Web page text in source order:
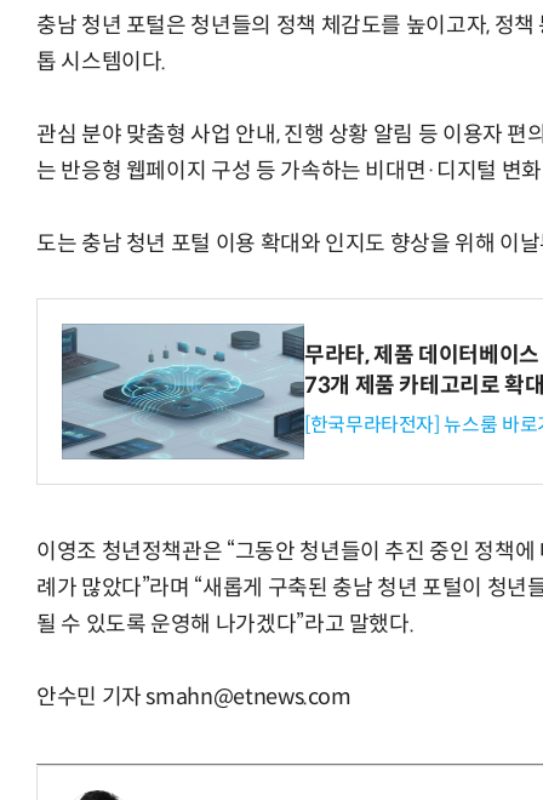
충남 청년 포털은 청년들의 정책 체감도를 높이고자, 정
톱 시스템이다.
관심 분야 맞춤형 사업 안내, 진행 상황 알림 등 이용자
는 반응형 웹페이지 구성 등 가속하는 비대면·디지털 변
도는 충남 청년 포털 이용 확대와 인지도 향상을 위해 이
무라타, 제품 데이터베이
73개 제품 카테고리로 확
[한국무라타전자] 뉴스룸 바로
이영조 청년정책관은 “그동안 청년들이 추진 중인 정책
례가 많았다”라며 “새롭게 구축된 충남 청년 포털이 청년
될 수 있도록 운영해 나가겠다”라고 말했다.
안수민 기자 smahn@etnews.com
AI Native Enterprise를 지원하는 AI Ready Data